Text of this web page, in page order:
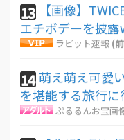
13
【画像】
エチボデーを披
ラビット速報 (
14 萌え萌え可愛
を堪能する旅行に
ぷるるんお宝画